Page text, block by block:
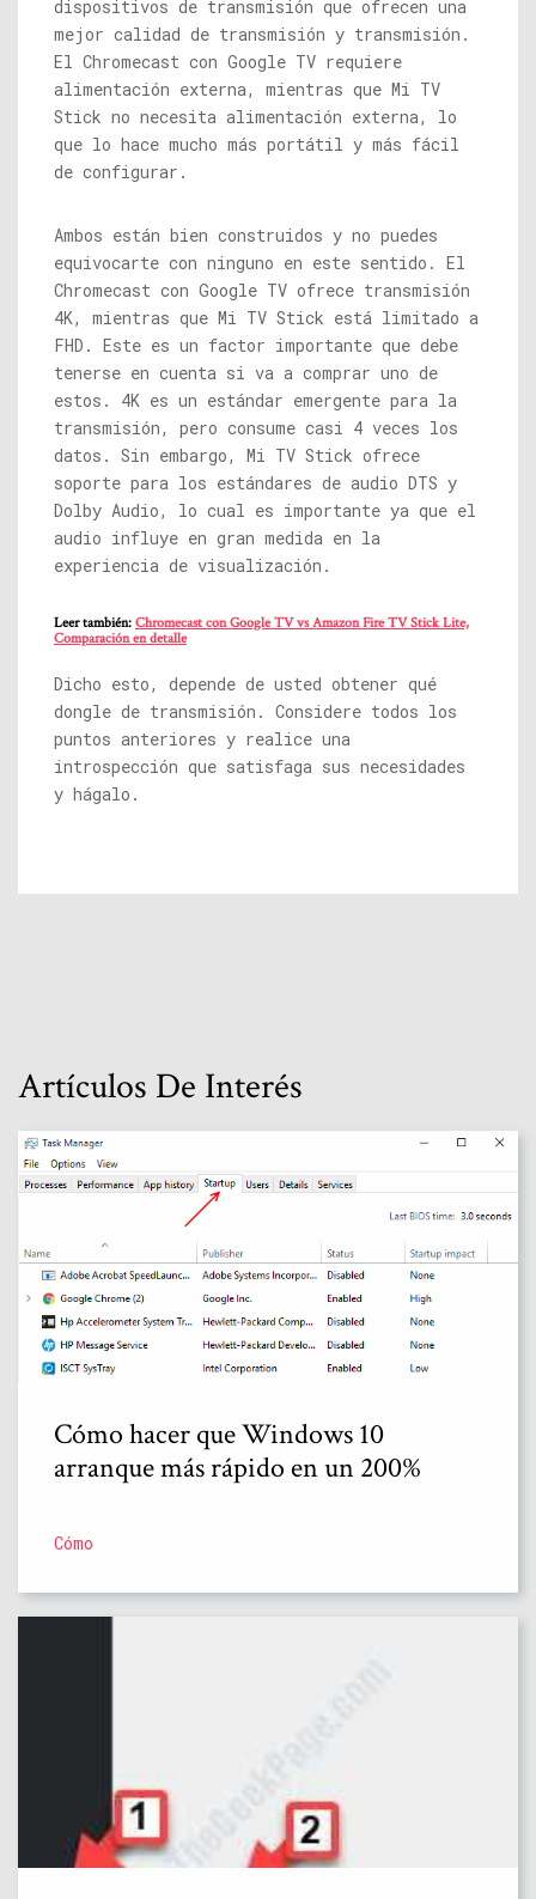
dispositivos de transmisión que ofrecen una
mejor calidad de transmisión y transmisión.
El Chromecast con Google TV requiere
alimentación externa, mientras que Mi TV
Stick no necesita alimentación externa, lo
que lo hace mucho más portátil y más fácil
de configurar.
Ambos están bien construidos y no puedes
equivocarte con ninguno en este sentido. El
Chromecast con Google TV ofrece transmisión
4K, mientras que Mi TV Stick está limitado a
FHD. Este es un factor importante que debe
tenerse en cuenta si va a comprar uno de
estos. 4K es un estándar emergente para la
transmisión, pero consume casi 4 veces los
datos. Sin embargo, Mi TV Stick ofrece
soporte para los estándares de audio DTS y
Dolby Audio, lo cual es importante ya que el
audio influye en gran medida en la
experiencia de visualización.
Leer también: Chromecast con Google TV vs Amazon Fire TV Stick Lite,
Comparación en detalle
Dicho esto, depende de usted obtener qué
dongle de transmisión. Considere todos los
puntos anteriores y realice una
introspección que satisfaga sus necesidades
y hágalo.
Artículos De Interés
Cómo hacer que Windows 10
arranque más rápido en un 200%
Cómo